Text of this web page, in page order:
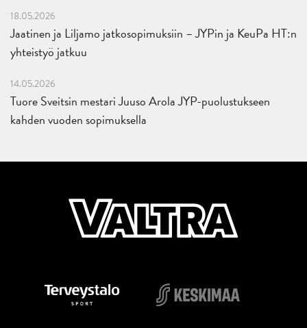
18.05.2026
Jaatinen ja Liljamo jatkosopimuksiin – JYPin ja KeuPa HT:n
yhteistyö jatkuu
14.05.2026
Tuore Sveitsin mestari Juuso Arola JYP-puolustukseen
kahden vuoden sopimuksella